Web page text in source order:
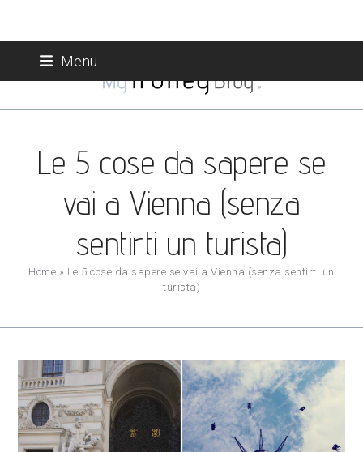
Menu
Le 5 cose da sapere se
vai a Vienna (senza
sentirti un turista)
Home » Le 5 cose da sapere se vai a Vienna (senza sentirti un
turista)